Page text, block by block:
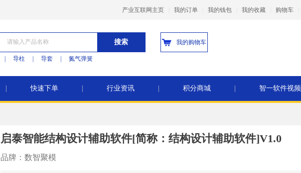
产业互联网主页 我的订单 我的钱包 我的收藏 购物车
搜索
导柱 导套 氮气弹簧
我的购物车
快速下单 行业资讯 积分商城 智一软件视频
启泰智能结构设计辅助软件[简称：结构设计辅助软件]V1.0
品牌： 数智聚模